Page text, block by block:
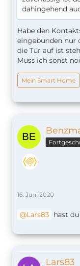
dahingehend
Habe den
eingebunden nur
die Tür auf ist
Muss ich sonst
Mein Smart Home
16. Juni 2020
Lars83 hast du
Lars83